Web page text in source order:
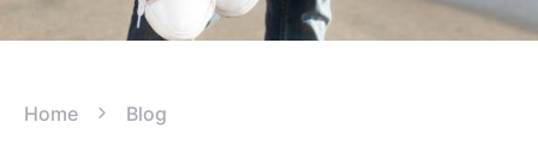
Home Blog